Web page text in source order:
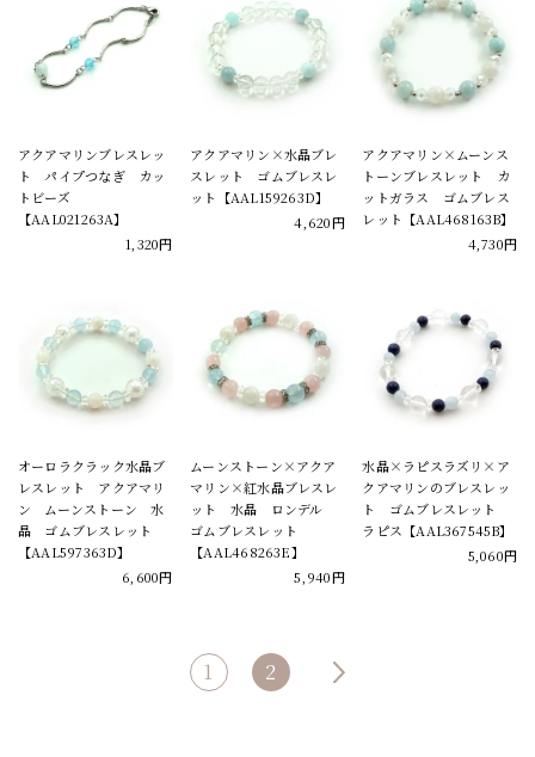
アクアマリンブレスレッ
ト パイプつなぎ カッ
トビーズ
【AAL021263A】
1,320円
アクアマリン×水晶ブレ
スレット ゴムブレスレ
ット【AAL159263D】
4,620円
アクアマリン×ムーンス
トーンブレスレット カ
ットガラス ゴムブレス
レット【AAL468163B】
4,730円
オーロラクラック水晶ブ
レスレット アクアマリ
ン ムーンストーン 水
晶 ゴムブレスレット
【AAL597363D】
6,600円
ムーンストーン×アクア
マリン×紅水晶ブレスレ
ット 水晶 ロンデル
ゴムブレスレット
【AAL468263E】
5,940円
水晶×ラピスラズリ×ア
クアマリンのブレスレッ
ト ゴムブレスレット
ラピス【AAL367545B】
5,060円
1 2